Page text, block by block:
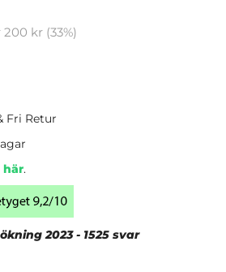
200 kr (33%)
Fri Retur
här.
2023 - 1525 svar